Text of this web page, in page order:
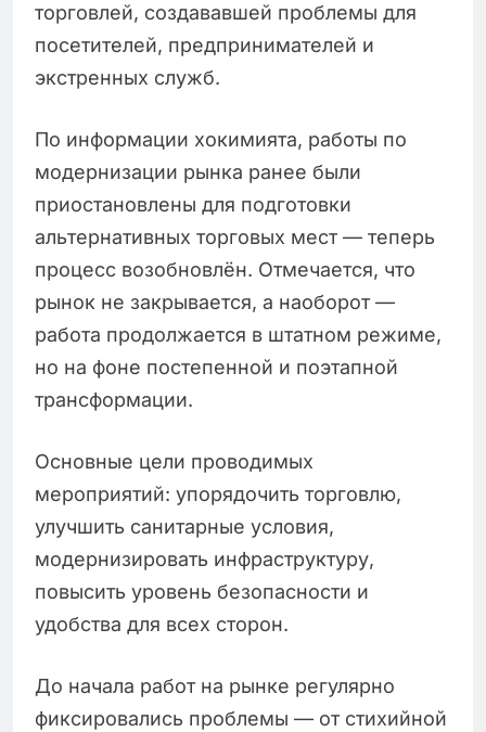
торговлей, создававшей проблемы для
посетителей, предпринимателей и
экстренных служб.
По информации хокимията, работы по
модернизации рынка ранее были
приостановлены для подготовки
альтернативных торговых мест — теперь
процесс возобновлён. Отмечается, что
рынок не закрывается, а наоборот —
работа продолжается в штатном режиме,
но на фоне постепенной и поэтапной
трансформации.
Основные цели проводимых
мероприятий: упорядочить торговлю,
улучшить санитарные условия,
модернизировать инфраструктуру,
повысить уровень безопасности и
удобства для всех сторон.
До начала работ на рынке регулярно
фиксировались проблемы — от стихийной